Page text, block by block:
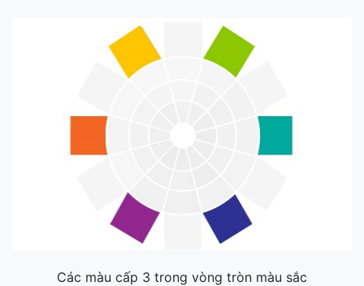
Các màu cấp 3 trong vòng tròn màu sắc